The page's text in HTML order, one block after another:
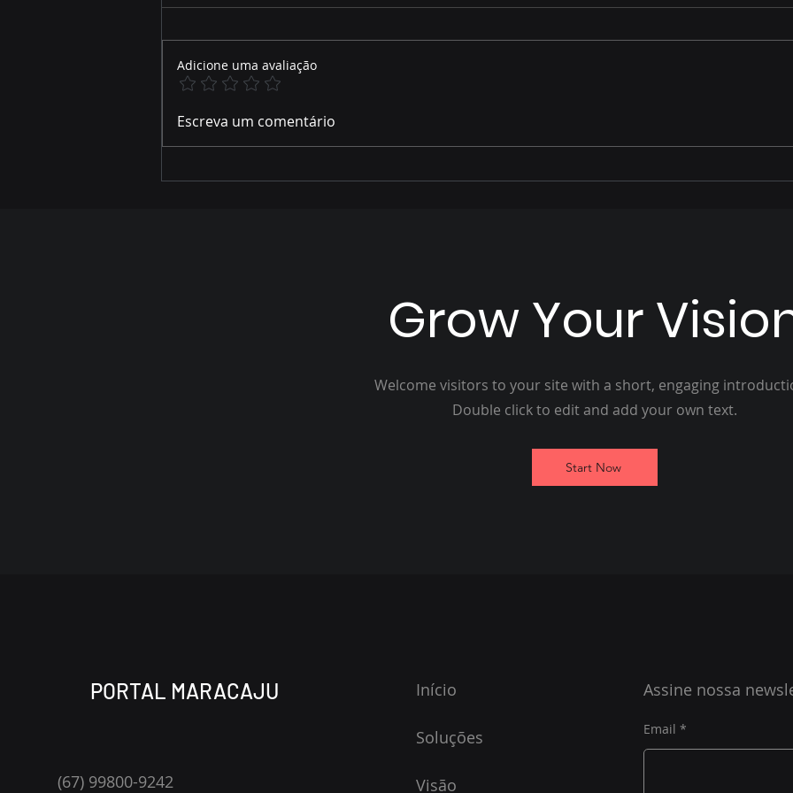
ZONEAMENTO AMBIENTAL
DO RIO SALOBRA MOBILIZA
parte de sua trajetória de
ano
Adicione uma avaliação
Escreva um comentário
Grow Your
Welcome visitors to your site with a short, engaging
Double click to edit and add your own text.
Start Now
PORTAL MARACAJU
(67) 99800-9242
Início
Soluções
Visão
Assine nossa
Email